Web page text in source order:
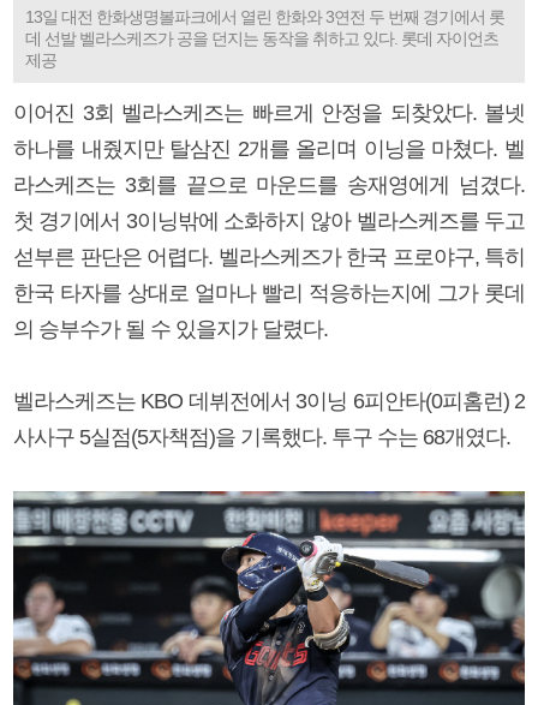
13일 대전 한화생명볼파크에서 열린 한화와 3연전 두 번째 경기에서 롯
데 선발 벨라스케즈가 공을 던지는 동작을 취하고 있다. 롯데 자이언츠
제공
이어진 3회 벨라스케즈는 빠르게 안정을 되찾았다. 볼넷
하나를 내줬지만 탈삼진 2개를 올리며 이닝을 마쳤다. 벨
라스케즈는 3회를 끝으로 마운드를 송재영에게 넘겼다.
첫 경기에서 3이닝밖에 소화하지 않아 벨라스케즈를 두고
섣부른 판단은 어렵다. 벨라스케즈가 한국 프로야구, 특히
한국 타자를 상대로 얼마나 빨리 적응하는지에 그가 롯데
의 승부수가 될 수 있을지가 달렸다.
벨라스케즈는 KBO 데뷔전에서 3이닝 6피안타(0피홈런) 2
사사구 5실점(5자책점)을 기록했다. 투구 수는 68개였다.